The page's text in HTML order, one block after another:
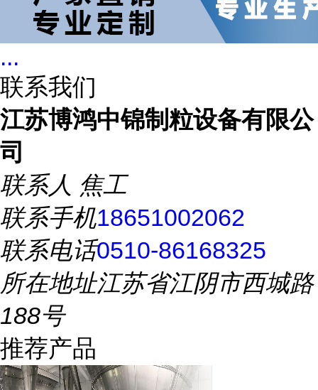
...
联系我们
江苏博鸿中锦制粒设备有限公
司
联系人 焦工
联系手机18651002062
联系电话0510-86168325
所在地址江苏省江阴市西城路
188号
推荐产品